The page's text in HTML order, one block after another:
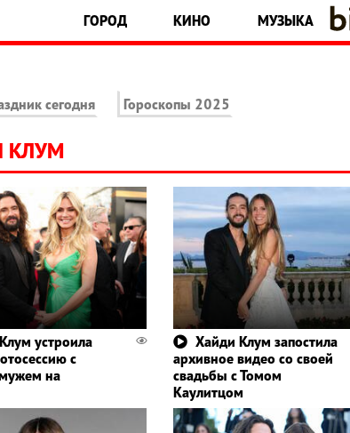
ГОРОД КИНО МУЗЫКА
сегодня Гороскопы 2025
КЛУМ
устроила
с
на
Хайди Клум запостила
архивное видео со своей
свадьбы с Томом
Каулитцом